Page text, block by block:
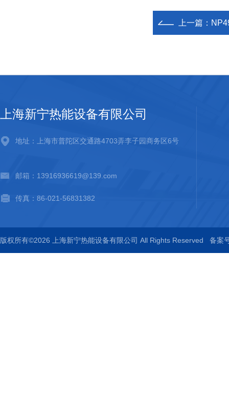
上一篇：
上海新宁热能设备有限公司
地址：上海市普陀区交通路4703弄李子园商务区6号
邮箱：13916936619@139.com
传真：86-021-56831382
版权所有©2026 上海新宁热能设备有限公司 All Rights Reserved 备案